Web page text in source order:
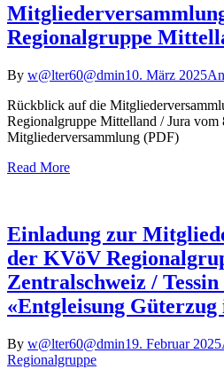
Regionalgruppe
By w@lter60@dmin10. März 2025
Rückblick auf die
Regionalgruppe Mittelland / Jura
Mitgliederversammlung (PDF)
Read More
Einladung zur
der KVöV
Zentralschweiz /
«Entgleisung
By w@lter60@dmin19. Februar 2025
Regionalgruppe